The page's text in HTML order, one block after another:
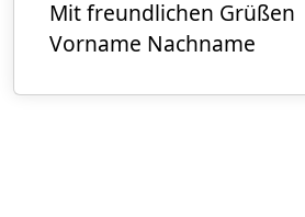
Mit freundlichen Grüßen
Vorname Nachname